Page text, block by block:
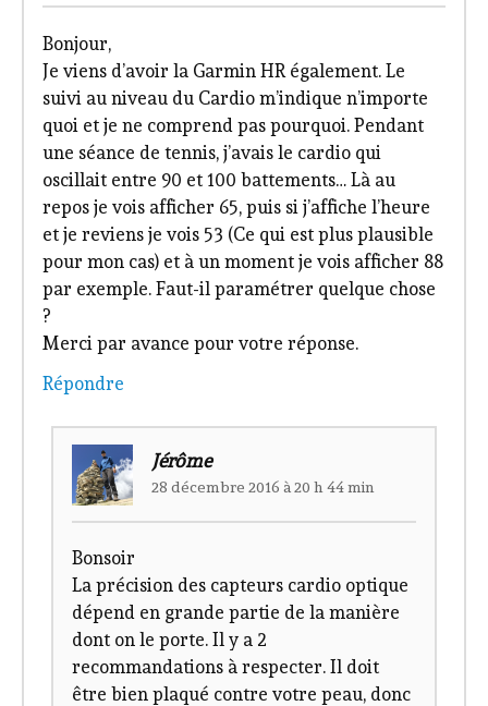
Bonjour,
Je viens d’avoir la Garmin HR également. Le
suivi au niveau du Cardio m’indique n’importe
quoi et je ne comprend pas pourquoi. Pendant
une séance de tennis, j’avais le cardio qui
oscillait entre 90 et 100 battements… Là au
repos je vois afficher 65, puis si j’affiche l’heure
et je reviens je vois 53 (Ce qui est plus plausible
pour mon cas) et à un moment je vois afficher 88
par exemple. Faut-il paramétrer quelque chose
?
Merci par avance pour votre réponse.
Répondre
Jérôme
28 décembre 2016 à 20 h 44 min
Bonsoir
La précision des capteurs cardio optique
dépend en grande partie de la manière
dont on le porte. Il y a 2
recommandations à respecter. Il doit
être bien plaqué contre votre peau, donc